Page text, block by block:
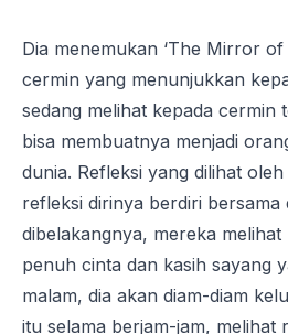
Dia menemukan ‘The Mirror of
cermin yang menunjukkan
sedang melihat kepada cermin
bisa membuatnya menjadi
dunia. Refleksi yang dilihat
refleksi dirinya berdiri
dibelakangnya, mereka
penuh cinta dan kasih sayang
malam, dia akan diam-diam
itu selama berjam-jam, melihat